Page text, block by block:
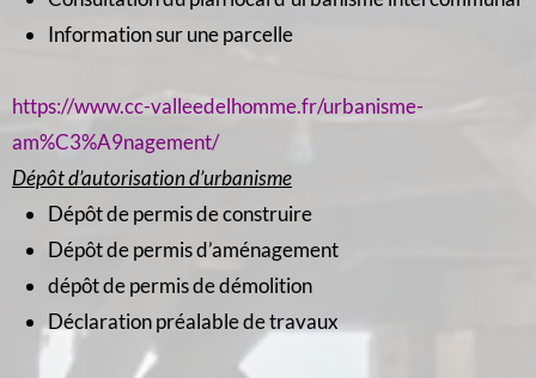
Information sur une parcelle
https://www.cc-valleedelhomme.fr/urbanisme-
am%C3%A9nagement/
Dépôt d’autorisation d’urbanisme
Dépôt de permis de construire
Dépôt de permis d’aménagement
dépôt de permis de démolition
Déclaration préalable de travaux